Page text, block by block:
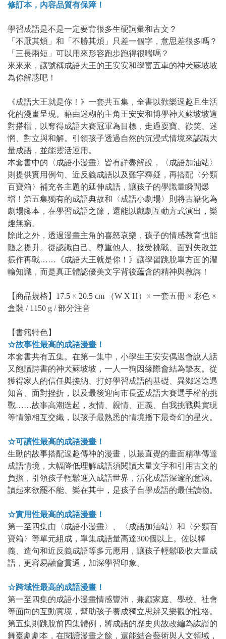
修訂本，內容品質有保障！
學習成語是不是一定要背很多生硬詞彙和古文？
「不厭其煩」和「不勝其煩」只差一個字，意思差很多嗎？
「三長兩短」可以用來形容跑步跑得很喘嗎？
來來來，讓號稱成語大王的王安安和學富五車的神犬蘇坡坡
為你解惑吧！
《成語大王就是你！》一套共五集，全書以歡樂逗趣且生活
化的漫畫呈現。藉由迷糊的主角王安安和博學神犬蘇坡坡這
對搭檔，以奪得成語大賽冠軍為目標，走過耍寶、歡笑、迷
惘、對立與和解。引領孩子透過自然的沉浸式情境來認識大
量成語，並能靈活運用。
本套書中的〈成語小漫畫〉皆有詳盡解說，〈成語加油站〉
則提供實用例句、近反義成語以及難字釋疑，再搭配〈分類
百寶箱〉補充各主題的延伸成語，讓孩子的學識量瞬間爆
增！第五集獨有的成語典故和〈成語小劇場〉則將古籍化為
劇場腳本，在學習成語之餘，還能以戲劇互動方式演出，樂
趣無窮。
除此之外，透過漫畫主角的喜怒哀樂，孩子的情感教育也能
隨之提升。從認識自己、尊重他人、接受挑戰、面對失敗並
振作再戰……《成語大王就是你！》讓學習跳脫單方面的灌
輸知識，而是真正體認優美文字背後蘊含的精神與教誨！
【商品規格】17.5 × 20.5 cm （W X H）× 一套五冊 × 彩色 ×
盒裝 / 1150 g / 部分注音
【書籍特色】
☆故事性最高的成語漫畫！
本套書共有五集。在第一集中，小學生王安安偶遇會說人話
又飽讀詩書的神犬蘇坡坡，一人一狗因緣際會結為摯友。從
獲得家人的信任與接納、打好學習成語的基礎、異鄉迷途遇
知音、面對挫折，以及最後迎向市長盃成語大賽選手權的挑
戰……故事高潮迭起，友情、親情、正義、自我挑戰與實現
等情節相互交織，以孩子最熟悉的情境播下最奇幻的星火。
☆可讀性最高的成語漫畫！
生動的故事搭配逗趣傳神的漫畫，以最直覺的畫面精準傳達
成語情境，大幅降低理解成語須閱讀大量文字和引用古文的
負擔，引領孩子輕鬆進入成語世界，活化成語深邃的意涵。
讀起來欲罷不能、樂在其中，是孩子自學成語的最佳讀物。
☆實用性最高的成語漫畫！
第一至四集由〈成語小漫畫〉、〈成語加油站〉和〈分類百
寶箱〉等單元組成，單集成語量高達300個以上。佐以釋
義、造句和近反義成語等多元應用，讓孩子輕鬆吸收大量成
語，更容易融會貫通，加深學習印象。
☆跨域性最高的成語漫畫！
第一至四集的成語小漫畫情感豐沛，兼顧家庭、學校、社會
等面向的互動實境，幫助孩子養成獨立思辨又樂觀的性格。
第五集則跳脫前四集體例，將成語的歷史典故改編為詼諧的
舞臺劇劇本，在閱讀漫畫之餘，還能結合藝術與人文領域，